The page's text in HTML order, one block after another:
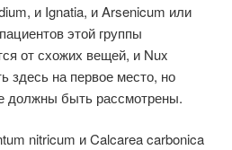
и Ignatia, и Arsenicum или
этой группы
от схожих вещей, и Nux
здесь на первое место, но
должны быть рассмотрены.
nitricum и Calcarea carbonica